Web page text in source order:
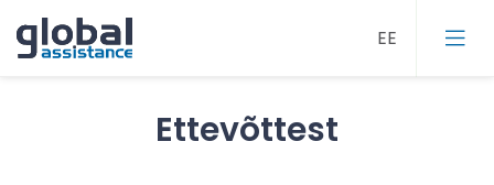
Ettevõttest